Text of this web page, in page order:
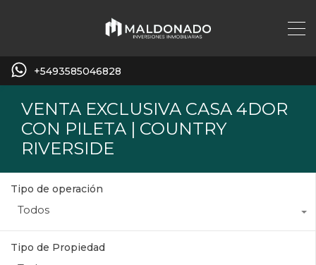
+5493585046828
VENTA EXCLUSIVA CASA 4DOR
CON PILETA | COUNTRY
RIVERSIDE
Tipo de operación
Todos
Tipo de Propiedad